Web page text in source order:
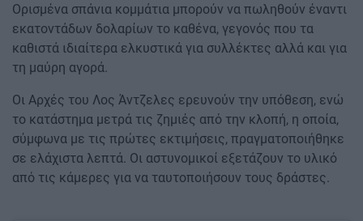
Ορισμένα σπάνια κομμάτια μπορούν να πωληθούν έναντι
εκατοντάδων δολαρίων το καθένα, γεγονός που τα
καθιστά ιδιαίτερα ελκυστικά για συλλέκτες αλλά και για
τη μαύρη αγορά.
Οι Αρχές του Λος Άντζελες ερευνούν την υπόθεση, ενώ
το κατάστημα μετρά τις ζημιές από την κλοπή, η οποία,
σύμφωνα με τις πρώτες εκτιμήσεις, πραγματοποιήθηκε
σε ελάχιστα λεπτά. Οι αστυνομικοί εξετάζουν το υλικό
από τις κάμερες για να ταυτοποιήσουν τους δράστες.